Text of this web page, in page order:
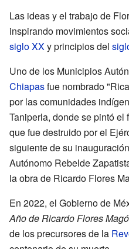
Las ideas y el trabajo de
inspirando movimientos
siglo XXy principios del
Uno de los Municipios
Chiapasfue nombrado
por las comunidades
Taniperla, donde se pintó el
que fue destruido por el
siguiente de su
Autónomo Rebelde
la obra de Ricardo Flores
En 2022, el Gobierno de
Año de Ricardo Flores
de los precursores de la